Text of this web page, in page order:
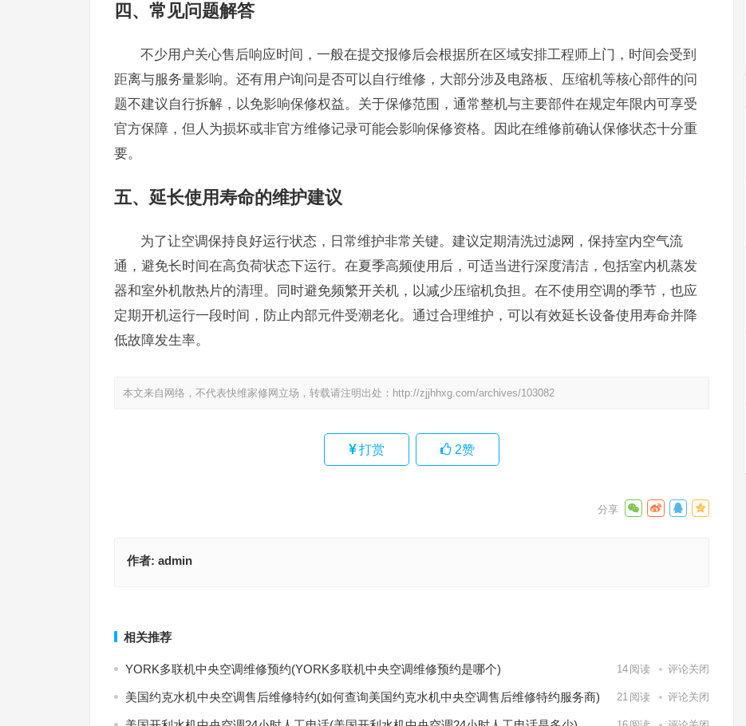
四、常见问题解答
不少用户关心售后响应时间，一般在提交报修后会根据所在区域安排工程师上门，时间会受到
距离与服务量影响。还有用户询问是否可以自行维修，大部分涉及电路板、压缩机等核心部件的问
题不建议自行拆解，以免影响保修权益。关于保修范围，通常整机与主要部件在规定年限内可享受
官方保障，但人为损坏或非官方维修记录可能会影响保修资格。因此在维修前确认保修状态十分重
要。
五、延长使用寿命的维护建议
为了让空调保持良好运行状态，日常维护非常关键。建议定期清洗过滤网，保持室内空气流
通，避免长时间在高负荷状态下运行。在夏季高频使用后，可适当进行深度清洁，包括室内机蒸发
器和室外机散热片的清理。同时避免频繁开关机，以减少压缩机负担。在不使用空调的季节，也应
定期开机运行一段时间，防止内部元件受潮老化。通过合理维护，可以有效延长设备使用寿命并降
低故障发生率。
本文来自网络，不代表快维家修网立场，转载请注明出处： http://zjjhhxg.com/archives/103082
打赏 2赞
作者: admin
相关推荐
YORK多联机中央空调维修预约(YORK多联机中央空调维修预约是哪个) 14 阅读 评论关闭
美国约克水机中央空调售后维修特约(如何查询美国约克水机中央空调售后维修特约服务商) 21 阅读 评论关闭